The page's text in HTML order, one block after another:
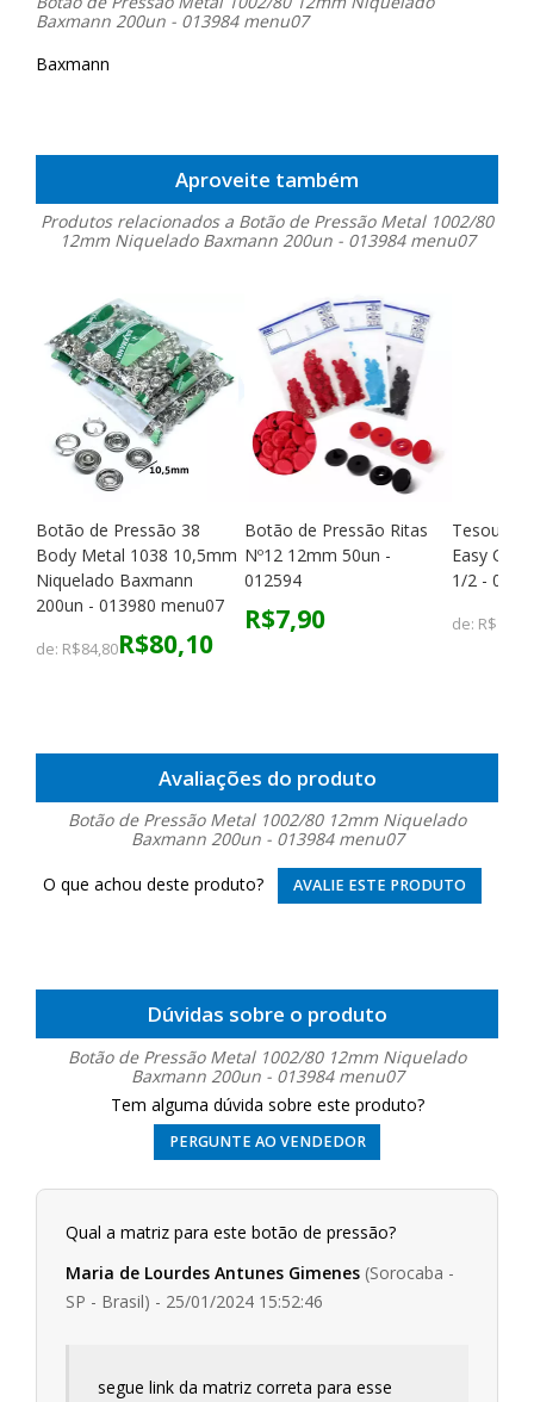
Baxmann 200un - 013984 menu07
Baxmann
Aproveite também
Produtos relacionados a Botão de Pressão Metal 1002/80
12mm Niquelado Baxmann 200un - 013984 menu07
Botão de Pressão 38
Body Metal 1038 10,5mm
Niquelado Baxmann
200un - 013980 menu07
de: R$84,80R$80,10
Botão de Pressão Ritas
Nº12 12mm 50un -
012594
R$7,90
Tesoura
Easy Cut
1/2 -
de: R$19,50
Avaliações do produto
Botão de Pressão Metal 1002/80 12mm Niquelado
Baxmann 200un - 013984 menu07
O que achou deste produto?
AVALIE ESTE PRODUTO
Dúvidas sobre o produto
Botão de Pressão Metal 1002/80 12mm Niquelado
Baxmann 200un - 013984 menu07
Tem alguma dúvida sobre este produto?
PERGUNTE AO VENDEDOR
Qual a matriz para este botão de pressão?
Maria de Lourdes Antunes Gimenes (Sorocaba -
SP - Brasil) - 25/01/2024 15:52:46
segue link da matriz correta para esse